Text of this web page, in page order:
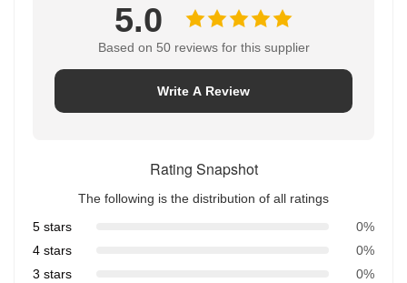
5.0
Based on 50 reviews for this supplier
Write A Review
Rating Snapshot
The following is the distribution of all ratings
5 stars
0%
4 stars
0%
3 stars
0%